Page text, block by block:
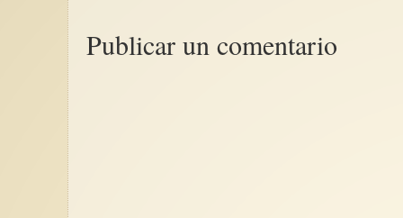
Publicar un comentario